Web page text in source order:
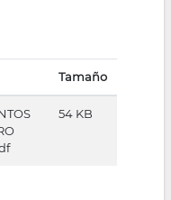
Tamaño
54 KB